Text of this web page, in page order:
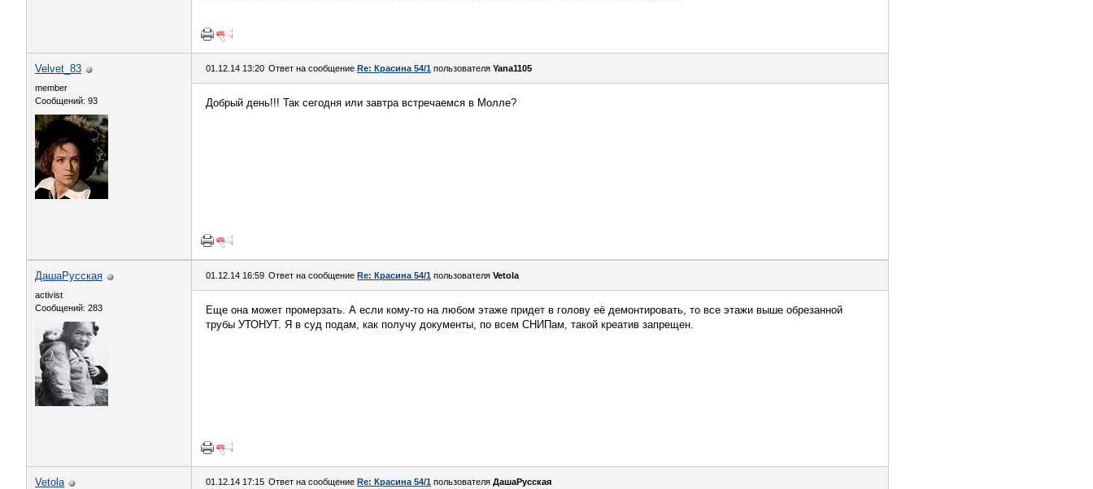
Velvet_83
member
Сообщений: 93
01.12.14 13:20 Ответ на сообщение Re: Красина 54/1 пользователя Yana1105
Добрый день!!! Так сегодня или завтра встречаемся в Молле?
ДашаРусская
activist
Сообщений: 283
01.12.14 16:59 Ответ на сообщение Re: Красина 54/1 пользователя Vetola
Еще она может промерзать. А если кому-то на любом этаже придет в голову её демонтировать, то все этажи выше обрезанной
трубы УТОНУТ. Я в суд подам, как получу документы, по всем СНИПам, такой креатив запрещен.
Vetola 01.12.14 17:15 Ответ на сообщение Re: Красина 54/1 пользователя ДашаРусская